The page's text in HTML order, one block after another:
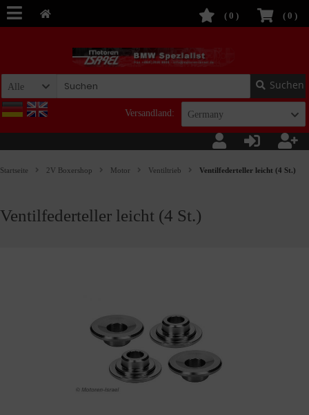
( 0 )
( 0 )
Alle Suchen
Versandland: Germany
Startseite 2V Boxershop Motor Ventiltrieb Ventilfederteller leicht (4 St.)
Ventilfederteller leicht (4 St.)